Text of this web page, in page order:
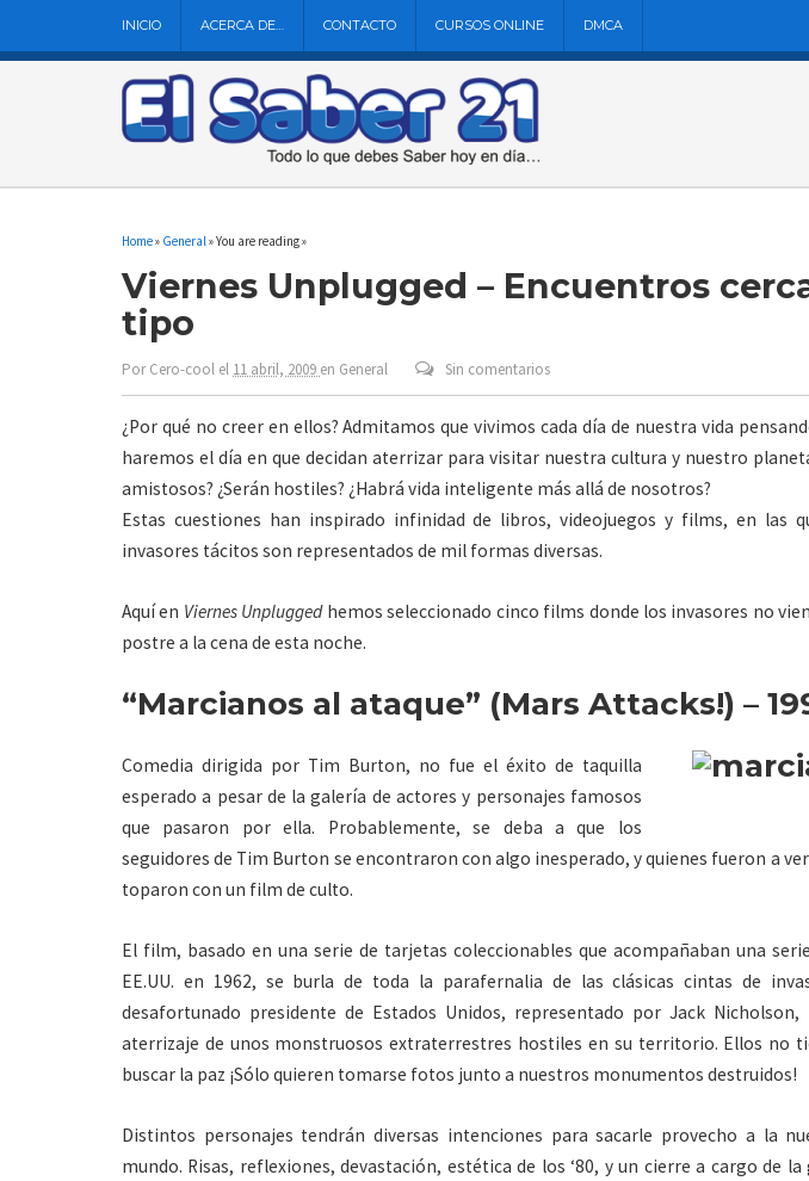
INICIO ACERCA DE… CONTACTO CURSOS ONLINE DMCA
Home» General» You are reading »
Viernes Unplugged – Encuentros
tipo
PorCero-cool el 11 abril, 2009 en General Sin comentarios
¿Por qué no creer en ellos? Admitamos que vivimos cada día de nuestra vida
haremos el día en que decidan aterrizar para visitar nuestra cultura y nuestro
amistosos? ¿Serán hostiles? ¿Habrá vida inteligente más allá de nosotros?
Estas cuestiones han inspirado infinidad de libros, videojuegos y films, en las
invasores tácitos son representados de mil formas diversas.
Aquí en Viernes Unpluggedhemos seleccionado cinco films donde los invasores no
postre a la cena de esta noche.
“Marcianos al ataque” (Mars Attacks!) –
Comedia dirigida por Tim Burton, no fue el éxito de taquilla
esperado a pesar de la galería de actores y personajes famosos
que pasaron por ella. Probablemente, se deba a que los
seguidores de Tim Burton se encontraron con algo inesperado, y quienes fueron a
toparon con un film de culto.
El film, basado en una serie de tarjetas coleccionables que acompañaban una
EE.UU. en 1962, se burla de toda la parafernalia de las clásicas cintas de
desafortunado presidente de Estados Unidos, representado por Jack
aterrizaje de unos monstruosos extraterrestres hostiles en su territorio. Ellos no
buscar la paz ¡Sólo quieren tomarse fotos junto a nuestros monumentos destruidos!
Distintos personajes tendrán diversas intenciones para sacarle provecho a la
mundo. Risas, reflexiones, devastación, estética de los ‘80, y un cierre a cargo de